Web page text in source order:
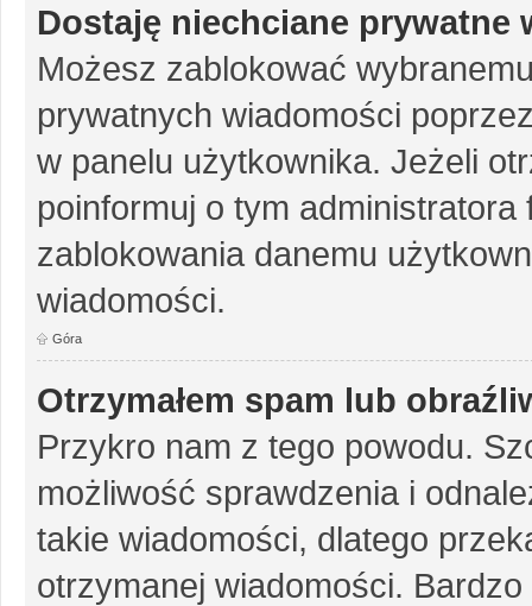
Dostaję niechciane prywatne
Możesz zablokować
prywatnych wiadomości
w panelu użytkownika. Jeżeli
poinformuj o tym
zablokowania danemu
wiadomości.
Góra
Otrzymałem spam lub
Przykro nam z tego powodu.
możliwość sprawdzenia i
takie wiadomości, dlatego
otrzymanej wiadomości.